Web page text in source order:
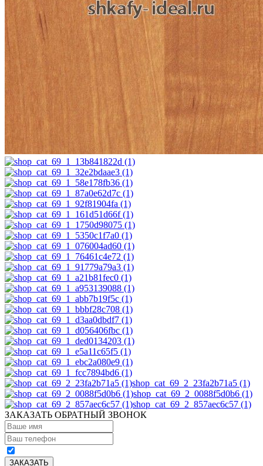
shop_cat_69_2_23fa2b71a5 (1)
shop_cat_69_2_0088f5d0b6 (1)
shop_cat_69_2_857aec6c57 (1)
ЗАКАЗАТЬ ОБРАТНЫЙ ЗВОНОК